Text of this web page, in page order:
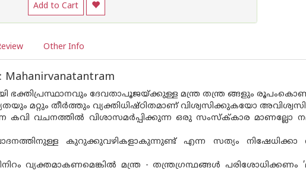
Add to Cart
Other Info
Mahanirvanatantram
ഭക്തിപ്രസ്ഥാനവും ദേവതാപൂജയ്ക്കുള്ള മന്ത്ര തന്ത്ര ങ്ങളും
മറ്റും തീർത്തും വ്യക്തിധിഷ്‌ഠിതമാണ് വിശ്വസിക്കുകയോ
കവി വചനത്തിൽ വിശാസമർപ്പിക്കുന്ന ഒരു സംസ്ക്‌കാര മാണല്ലോ
കുറുക്കുവഴികളാകുന്നുണ്ട് എന്ന സത്യം
വ്യക്തമാകണമെങ്കിൽ മന്ത്ര - തന്ത്രഗ്രന്ഥങ്ങൾ പരിശോധിക്കണം